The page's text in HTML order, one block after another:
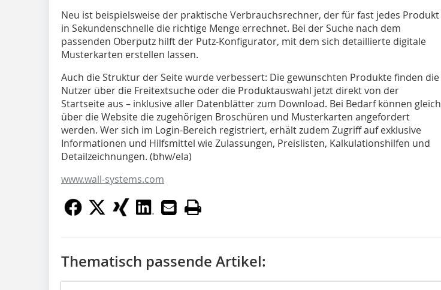
Neu ist beispielsweise der praktische Verbrauchsrechner, der für fast jedes Produkt
in Sekundenschnelle die richtige Menge errechnet. Bei der Suche nach dem
passenden Oberputz hilft der Putz-Konfigurator, mit dem sich detaillierte digitale
Musterkarten erstellen lassen.
Auch die Struktur der Seite wurde verbessert: Die gewünschten Produkte finden die
Nutzer über die Freitextsuche oder die Produktauswahl jetzt direkt von der
Startseite aus – inklusive aller Datenblätter zum Download. Bei Bedarf können gleich
über die Website die zugehörigen Broschüren und Musterkarten angefordert
werden. Wer sich im Login-Bereich registriert, erhält zudem Zugriff auf exklusive
Informationen und Hilfsmittel wie Zulassungen, Preislisten, Kalkulationshilfen und
Detailzeichnungen. (bhw/ela)
www.wall-systems.com
Thematisch passende Artikel: